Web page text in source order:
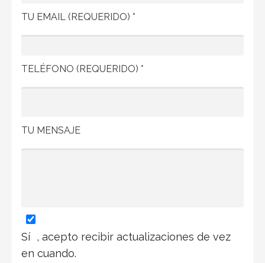
TU EMAIL (REQUERIDO) *
TELÉFONO (REQUERIDO) *
TU MENSAJE
Sí , acepto recibir actualizaciones de vez
en cuando.